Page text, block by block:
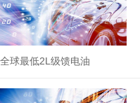
全球最低2L级馈电油